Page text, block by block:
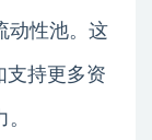
动性池。这
支持更多资